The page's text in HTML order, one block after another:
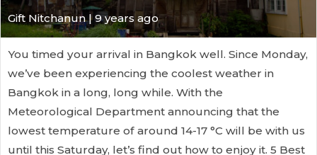
Gift Nitchanun | 9 years ago
You timed your arrival in Bangkok well. Since Monday,
we’ve been experiencing the coolest weather in
Bangkok in a long, long while. With the
Meteorological Department announcing that the
lowest temperature of around 14-17 °C will be with us
until this Saturday, let’s find out how to enjoy it. 5 Best